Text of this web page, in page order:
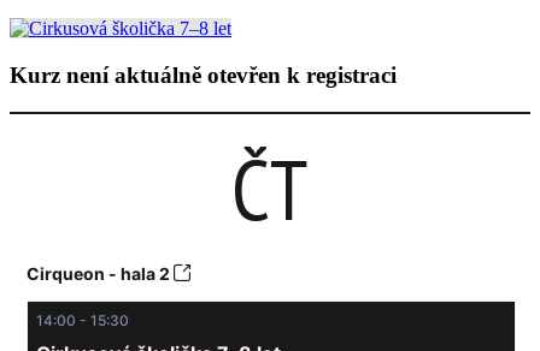
Kurz není aktuálně otevřen k registraci